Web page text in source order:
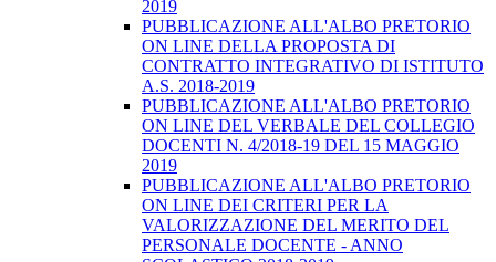
2019
PUBBLICAZIONE ALL'ALBO PRETORIO
ON LINE DELLA PROPOSTA DI
CONTRATTO INTEGRATIVO DI ISTITUTO
A.S. 2018-2019
PUBBLICAZIONE ALL'ALBO PRETORIO
ON LINE DEL VERBALE DEL COLLEGIO
DOCENTI N. 4/2018-19 DEL 15 MAGGIO
2019
PUBBLICAZIONE ALL'ALBO PRETORIO
ON LINE DEI CRITERI PER LA
VALORIZZAZIONE DEL MERITO DEL
PERSONALE DOCENTE - ANNO